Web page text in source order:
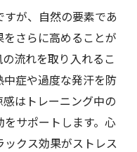
の運動時間をもっ
ジムで始める新習
が、自然の要素であ
さらに高めることが
流れを取り入れるこ
症や過度な発汗を防
はトレーニング中の
サポートします。心
クス効果がストレス